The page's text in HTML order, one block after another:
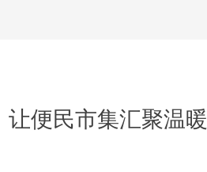
便民市集汇聚温暖